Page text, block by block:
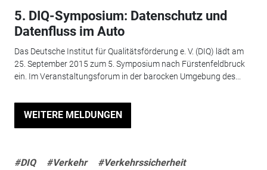
5. DIQ-Symposium: Datenschutz und
Datenfluss im Auto
Das Deutsche Institut für Qualitätsförderung e. V. (DIQ) lädt am
25. September 2015 zum 5. Symposium nach Fürstenfeldbruck
ein. Im Veranstaltungsforum in der barocken Umgebung des...
WEITERE MELDUNGEN
#DIQ #Verkehr
#Verkehrssicherheit